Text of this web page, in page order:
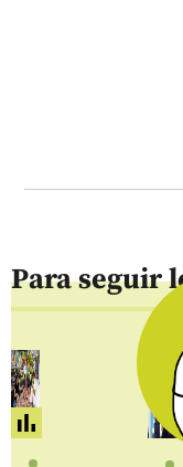
Para seguir